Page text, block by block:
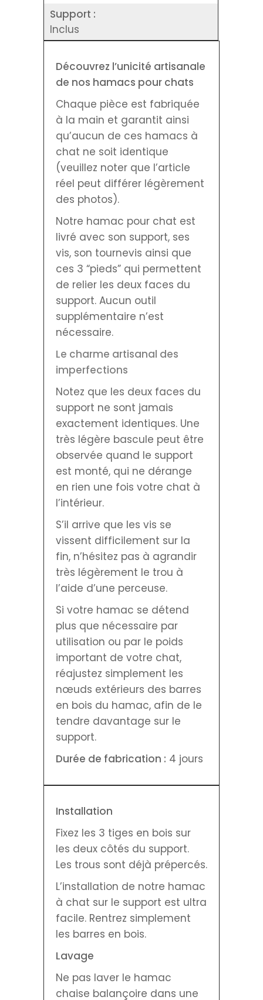
Support :
Inclus
Découvrez l’unicité artisanale
de nos hamacs pour chats
Chaque pièce est fabriquée
à la main et garantit ainsi
qu’aucun de ces hamacs à
chat ne soit identique
(veuillez noter que l’article
réel peut différer légèrement
des photos).
Notre hamac pour chat est
livré avec son support, ses
vis, son tournevis ainsi que
ces 3 “pieds” qui permettent
de relier les deux faces du
support. Aucun outil
supplémentaire n’est
nécessaire.
Le charme artisanal des
imperfections
Notez que les deux faces du
support ne sont jamais
exactement identiques. Une
très légère bascule peut être
observée quand le support
est monté, qui ne dérange
en rien une fois votre chat à
l’intérieur.
S’il arrive que les vis se
vissent difficilement sur la
fin, n’hésitez pas à agrandir
très légèrement le trou à
l’aide d’une perceuse.
Si votre hamac se détend
plus que nécessaire par
utilisation ou par le poids
important de votre chat,
réajustez simplement les
nœuds extérieurs des barres
en bois du hamac, afin de le
tendre davantage sur le
support.
Durée de fabrication : 4 jours
Installation
Fixez les 3 tiges en bois sur
les deux côtés du support.
Les trous sont déjà prépercés.
L’installation de notre hamac
à chat sur le support est ultra
facile. Rentrez simplement
les barres en bois.
Lavage
Ne pas laver le hamac
chaise balançoire dans une